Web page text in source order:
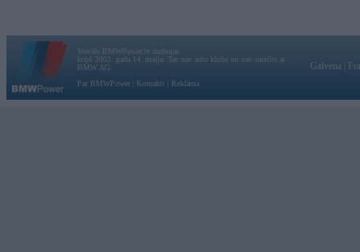
Vortāls BMWPower.lv darbojas
kopš 2002. gada 14. maija. Tas nav auto klubs un nav saistīts ar
BMW AG.
Par BMWPower
Kontakti Reklāma
Galvena